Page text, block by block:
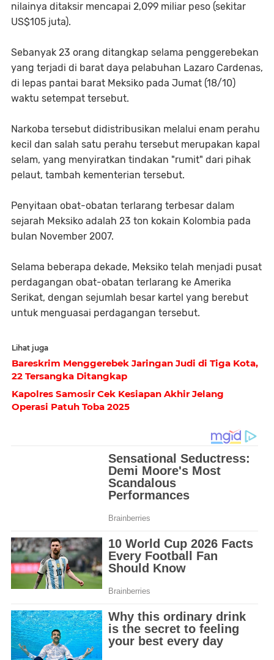
nilainya ditaksir mencapai 2,099 miliar peso (sekitar
US$105 juta).
Sebanyak 23 orang ditangkap selama penggerebekan
yang terjadi di barat daya pelabuhan Lazaro Cardenas,
di lepas pantai barat Meksiko pada Jumat (18/10)
waktu setempat tersebut.
Narkoba tersebut didistribusikan melalui enam perahu
kecil dan salah satu perahu tersebut merupakan kapal
selam, yang menyiratkan tindakan "rumit" dari pihak
pelaut, tambah kementerian tersebut.
Penyitaan obat-obatan terlarang terbesar dalam
sejarah Meksiko adalah 23 ton kokain Kolombia pada
bulan November 2007.
Selama beberapa dekade, Meksiko telah menjadi pusat
perdagangan obat-obatan terlarang ke Amerika
Serikat, dengan sejumlah besar kartel yang berebut
untuk menguasai perdagangan tersebut.
Lihat juga
Bareskrim Menggerebek Jaringan Judi di Tiga Kota,
22 Tersangka Ditangkap
Kapolres Samosir Cek Kesiapan Akhir Jelang
Operasi Patuh Toba 2025